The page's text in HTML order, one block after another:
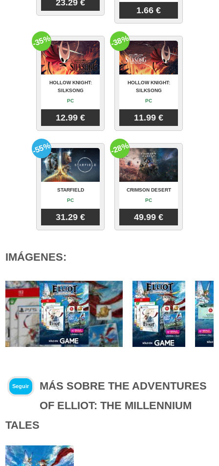
23.29 €
1.66 €
HOLLOW KNIGHT:
SILKSONG
PC
12.99 €
-35%
HOLLOW KNIGHT:
SILKSONG
PC
11.99 €
-38%
STARFIELD
PC
31.29 €
-55%
CRIMSON DESERT
PC
49.99 €
-28%
IMÁGENES:
Seguir
MÁS SOBRE THE ADVENTURES
OF ELLIOT: THE MILLENNIUM
TALES